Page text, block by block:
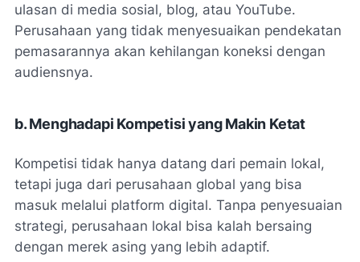
ulasan di media sosial, blog, atau YouTube.
Perusahaan yang tidak menyesuaikan pendekatan
pemasarannya akan kehilangan koneksi dengan
audiensnya.
b. Menghadapi Kompetisi yang Makin Ketat
Kompetisi tidak hanya datang dari pemain lokal,
tetapi juga dari perusahaan global yang bisa
masuk melalui platform digital. Tanpa penyesuaian
strategi, perusahaan lokal bisa kalah bersaing
dengan merek asing yang lebih adaptif.